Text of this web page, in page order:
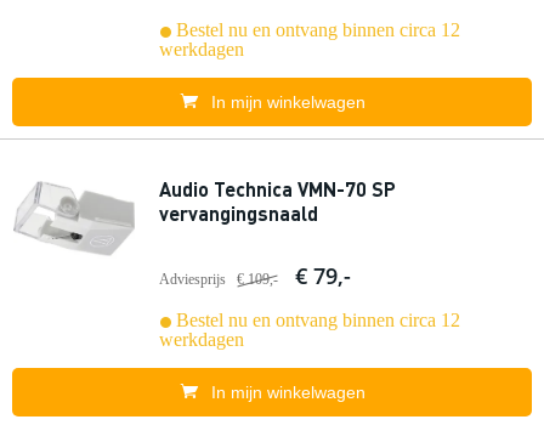
Bestel nu en ontvang binnen circa 12
werkdagen
In mijn winkelwagen
Audio Technica VMN-70 SP
vervangingsnaald
Adviesprijs € 109,- € 79,-
Bestel nu en ontvang binnen circa 12
werkdagen
In mijn winkelwagen